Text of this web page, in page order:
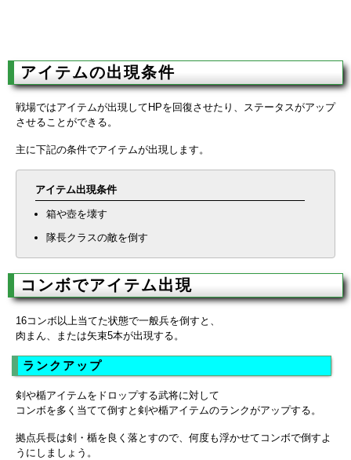
アイテムの出現条件
戦場ではアイテムが出現してHPを回復させたり、ステータスがアップ
させることができる。
主に下記の条件でアイテムが出現します。
アイテム出現条件
箱や壺を壊す
隊長クラスの敵を倒す
コンボでアイテム出現
16コンボ以上当てた状態で一般兵を倒すと、
肉まん、または矢束5本が出現する。
ランクアップ
剣や楯アイテムをドロップする武将に対して
コンボを多く当てて倒すと剣や楯アイテムのランクがアップする。
拠点兵長は剣・楯を良く落とすので、何度も浮かせてコンボで倒すよ
うにしましょう。